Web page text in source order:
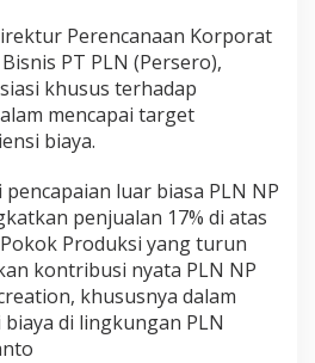
Perencanaan Korporat
PT PLN (Persero),
khusus terhadap
mencapai target
biaya.
pencapaian luar biasa PLN NP
penjualan 17% di atas
Pokok Produksi yang turun
kontribusi nyata PLN NP
khususnya dalam
di lingkungan PLN